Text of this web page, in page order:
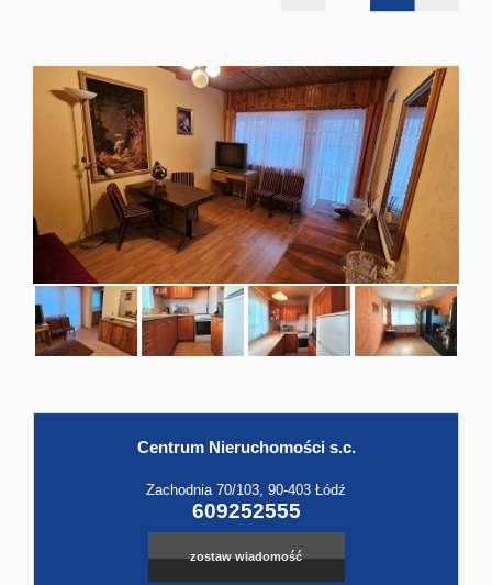
Centrum Nieruchomości s.c.
Zachodnia 70/103, 90-403 Łódź
609252555
zostaw wiadomość